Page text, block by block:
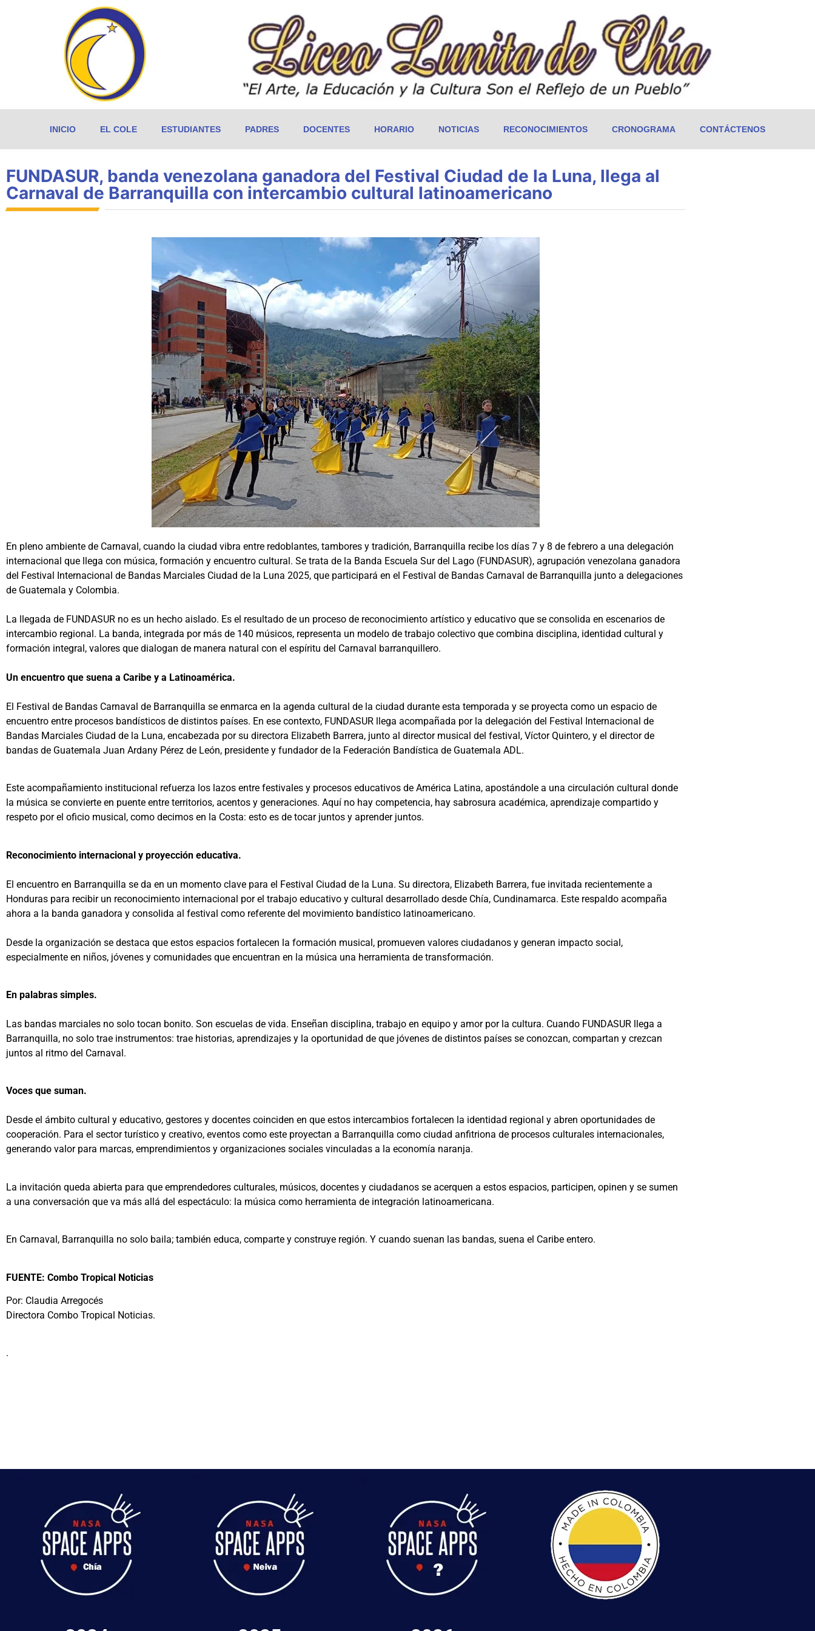
INICIO EL COLE ESTUDIANTES PADRES DOCENTES HORARIO NOTICIAS RECONOCIMIENTOS CRONOGRAMA CONTÁCTENOS
FUNDASUR, banda venezolana ganadora del Festival Ciudad de la Luna, llega al
Carnaval de Barranquilla con intercambio cultural latinoamericano
En pleno ambiente de Carnaval, cuando la ciudad vibra entre redoblantes, tambores y tradición, Barranquilla recibe los días 7 y 8 de febrero a una delegación
internacional que llega con música, formación y encuentro cultural. Se trata de la Banda Escuela Sur del Lago (FUNDASUR), agrupación venezolana ganadora
del Festival Internacional de Bandas Marciales Ciudad de la Luna 2025, que participará en el Festival de Bandas Carnaval de Barranquilla junto a delegaciones
de Guatemala y Colombia.
La llegada de FUNDASUR no es un hecho aislado. Es el resultado de un proceso de reconocimiento artístico y educativo que se consolida en escenarios de
intercambio regional. La banda, integrada por más de 140 músicos, representa un modelo de trabajo colectivo que combina disciplina, identidad cultural y
formación integral, valores que dialogan de manera natural con el espíritu del Carnaval barranquillero.
Un encuentro que suena a Caribe y a Latinoamérica.
El Festival de Bandas Carnaval de Barranquilla se enmarca en la agenda cultural de la ciudad durante esta temporada y se proyecta como un espacio de
encuentro entre procesos bandísticos de distintos países. En ese contexto, FUNDASUR llega acompañada por la delegación del Festival Internacional de
Bandas Marciales Ciudad de la Luna, encabezada por su directora Elizabeth Barrera, junto al director musical del festival, Víctor Quintero, y el director de
bandas de Guatemala Juan Ardany Pérez de León, presidente y fundador de la Federación Bandística de Guatemala ADL.
Este acompañamiento institucional refuerza los lazos entre festivales y procesos educativos de América Latina, apostándole a una circulación cultural donde
la música se convierte en puente entre territorios, acentos y generaciones. Aquí no hay competencia, hay sabrosura académica, aprendizaje compartido y
respeto por el oficio musical, como decimos en la Costa: esto es de tocar juntos y aprender juntos.
Reconocimiento internacional y proyección educativa.
El encuentro en Barranquilla se da en un momento clave para el Festival Ciudad de la Luna. Su directora, Elizabeth Barrera, fue invitada recientemente a
Honduras para recibir un reconocimiento internacional por el trabajo educativo y cultural desarrollado desde Chía, Cundinamarca. Este respaldo acompaña
ahora a la banda ganadora y consolida al festival como referente del movimiento bandístico latinoamericano.
Desde la organización se destaca que estos espacios fortalecen la formación musical, promueven valores ciudadanos y generan impacto social,
especialmente en niños, jóvenes y comunidades que encuentran en la música una herramienta de transformación.
En palabras simples.
Las bandas marciales no solo tocan bonito. Son escuelas de vida. Enseñan disciplina, trabajo en equipo y amor por la cultura. Cuando FUNDASUR llega a
Barranquilla, no solo trae instrumentos: trae historias, aprendizajes y la oportunidad de que jóvenes de distintos países se conozcan, compartan y crezcan
juntos al ritmo del Carnaval.
Voces que suman.
Desde el ámbito cultural y educativo, gestores y docentes coinciden en que estos intercambios fortalecen la identidad regional y abren oportunidades de
cooperación. Para el sector turístico y creativo, eventos como este proyectan a Barranquilla como ciudad anfitriona de procesos culturales internacionales,
generando valor para marcas, emprendimientos y organizaciones sociales vinculadas a la economía naranja.
La invitación queda abierta para que emprendedores culturales, músicos, docentes y ciudadanos se acerquen a estos espacios, participen, opinen y se sumen
a una conversación que va más allá del espectáculo: la música como herramienta de integración latinoamericana.
En Carnaval, Barranquilla no solo baila; también educa, comparte y construye región. Y cuando suenan las bandas, suena el Caribe entero.
FUENTE: Combo Tropical Noticias
Por: Claudia Arregocés
Directora Combo Tropical Noticias.
.